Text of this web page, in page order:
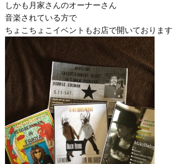
しかも月家さんのオーナーさん
音楽されている方で
ちょこちょこイベントもお店で開いております